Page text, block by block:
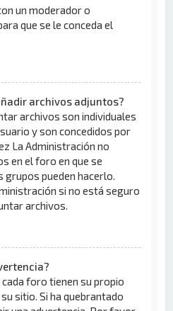
un moderador o
que se le conceda el
archivos adjuntos?
archivos son individuales
y son concedidos por
La Administración no
en el foro en que se
pueden hacerlo.
si no está seguro
archivos.
foro tienen su propio
sitio. Si ha quebrantado